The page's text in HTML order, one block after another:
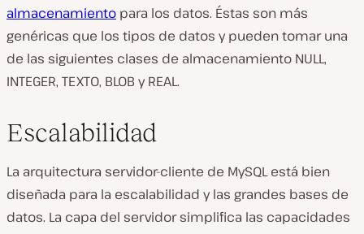
almacenamiento para los datos. Éstas son más
genéricas que los tipos de datos y pueden tomar una
de las siguientes clases de almacenamiento NULL,
INTEGER, TEXTO, BLOB y REAL.
Escalabilidad
La arquitectura servidor-cliente de MySQL está bien
diseñada para la escalabilidad y las grandes bases de
datos. La capa del servidor simplifica las capacidades